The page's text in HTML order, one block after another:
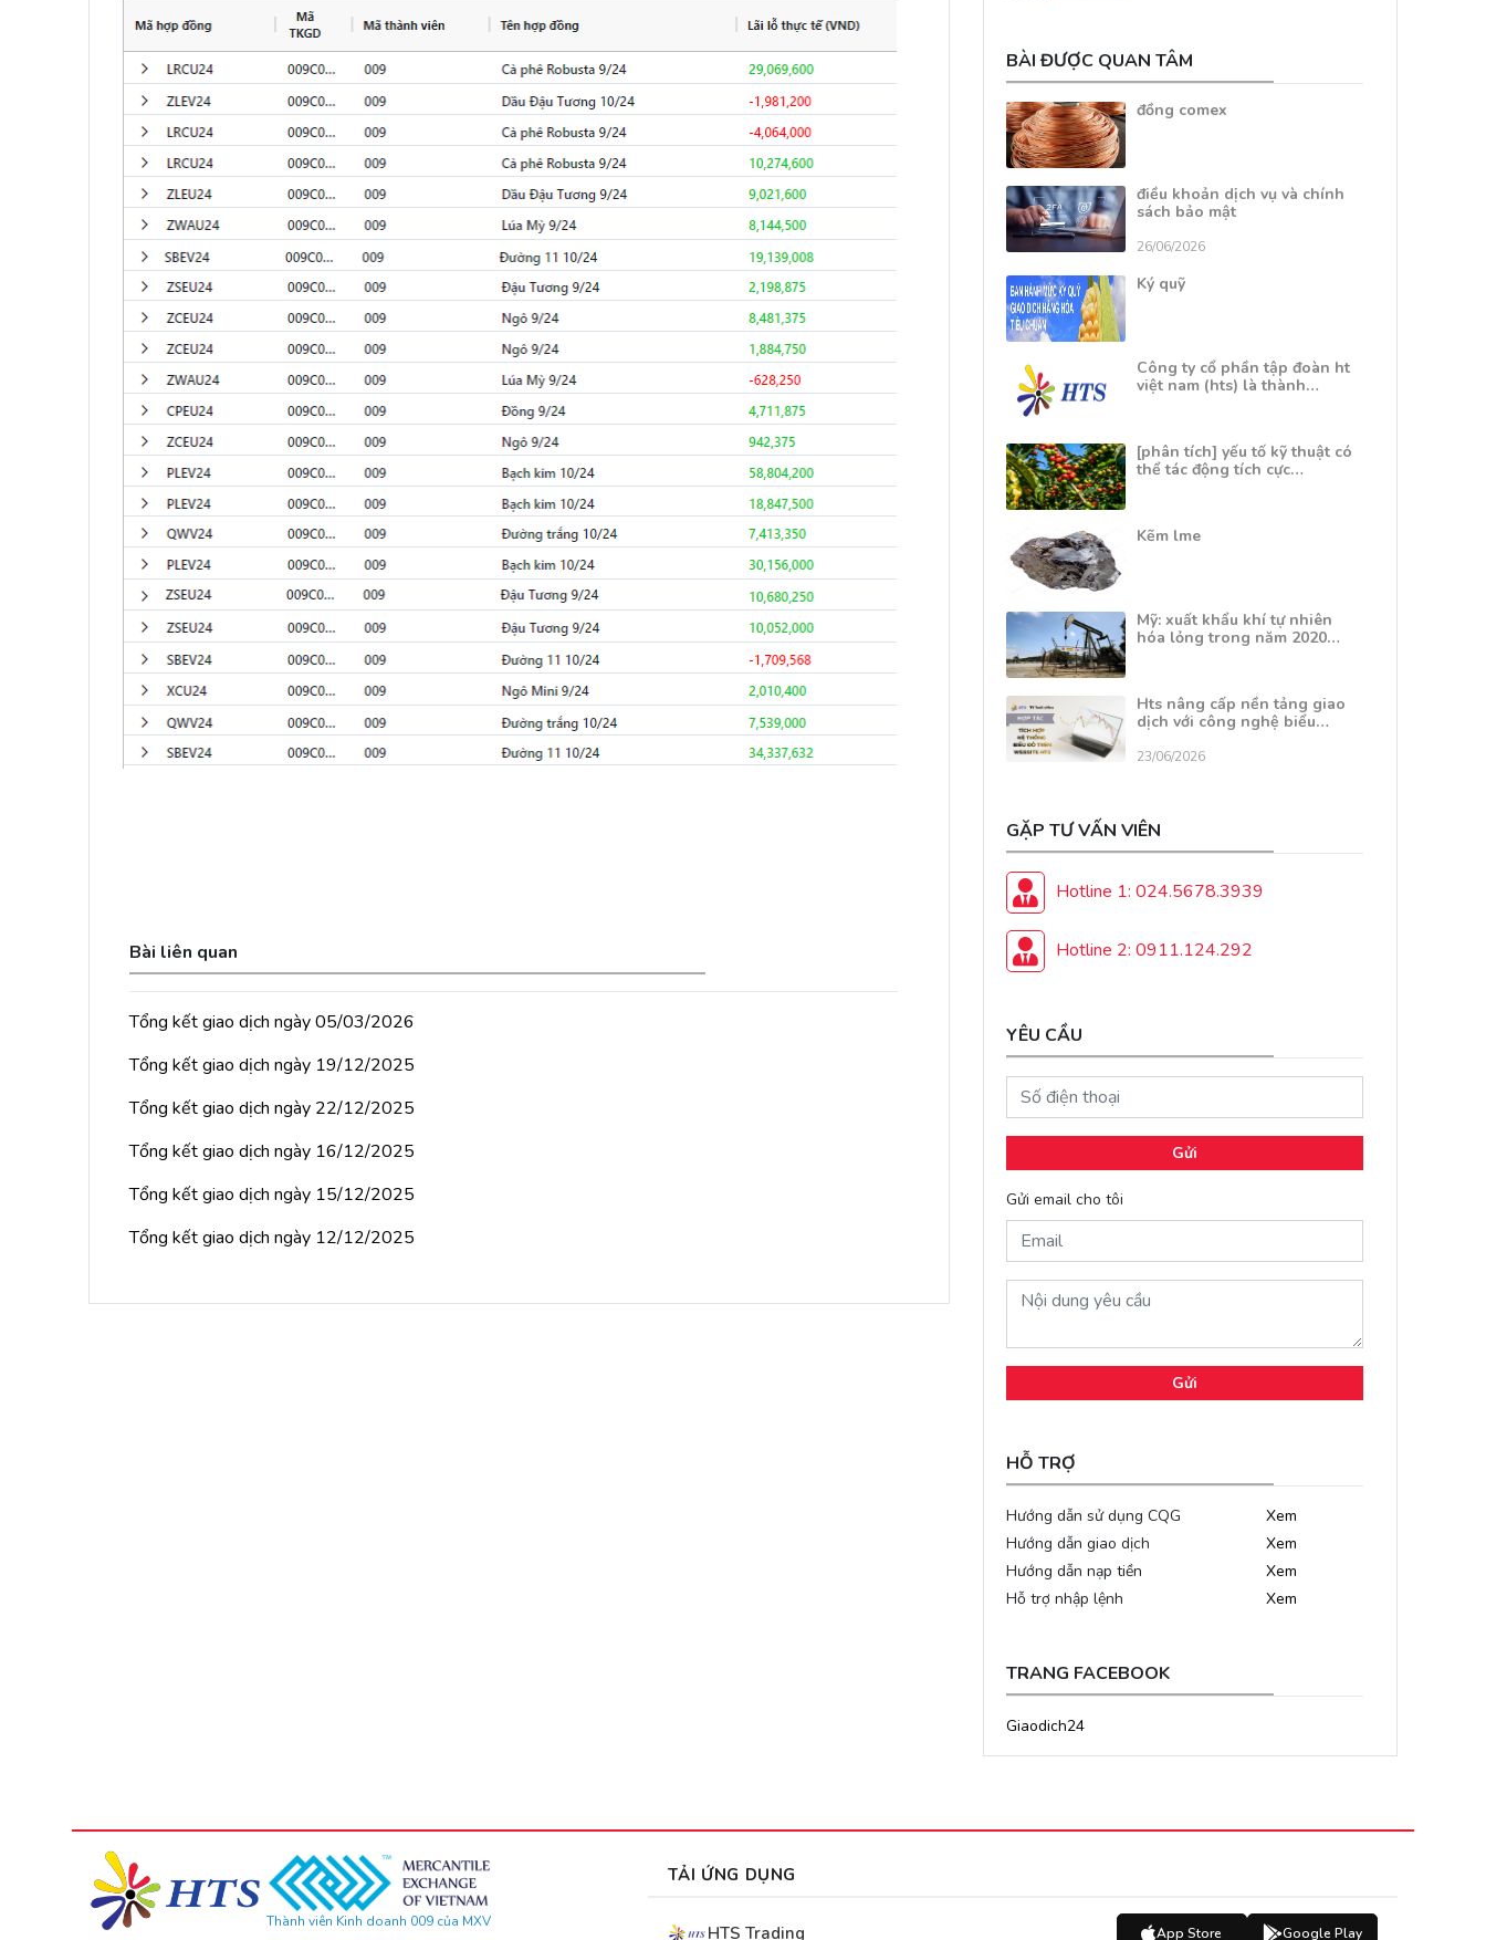
Bài liên quan
Tổng kết giao dịch ngày 05/03/2026
Tổng kết giao dịch ngày 19/12/2025
Tổng kết giao dịch ngày 22/12/2025
Tổng kết giao dịch ngày 16/12/2025
Tổng kết giao dịch ngày 15/12/2025
Tổng kết giao dịch ngày 12/12/2025
BÀI ĐƯỢC QUAN TÂM
đồng comex
điều khoản dịch vụ và chính
sách bảo mật
26/06/2026
Ký quỹ
Công ty cổ phần tập đoàn ht
việt nam (hts) là thành…
[phân tích] yếu tố kỹ thuật có
thể tác động tích cực…
Kẽm lme
Mỹ: xuất khẩu khí tự nhiên
hóa lỏng trong năm 2020…
Hts nâng cấp nền tảng giao
dịch với công nghệ biểu…
23/06/2026
GẶP TƯ VẤN VIÊN
Hotline 1: 024.5678.3939
Hotline 2: 0911.124.292
YÊU CẦU
Gửi
Gửi email cho tôi
Gửi
HỖ TRỢ
Hướng dẫn sử dụng CQG
Xem
Hướng dẫn giao dịch
Xem
Hướng dẫn nạp tiền
Xem
Hỗ trợ nhập lệnh
Xem
TRANG FACEBOOK
Giaodich24
Thành viên Kinh doanh 009 của MXV
TẢI ỨNG DỤNG
HTS Trading App Store Google Play